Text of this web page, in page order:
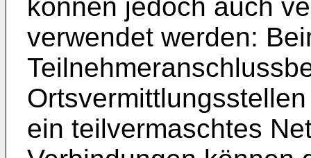
können jedoch auch
verwendet werden:
ein teilvermaschtes